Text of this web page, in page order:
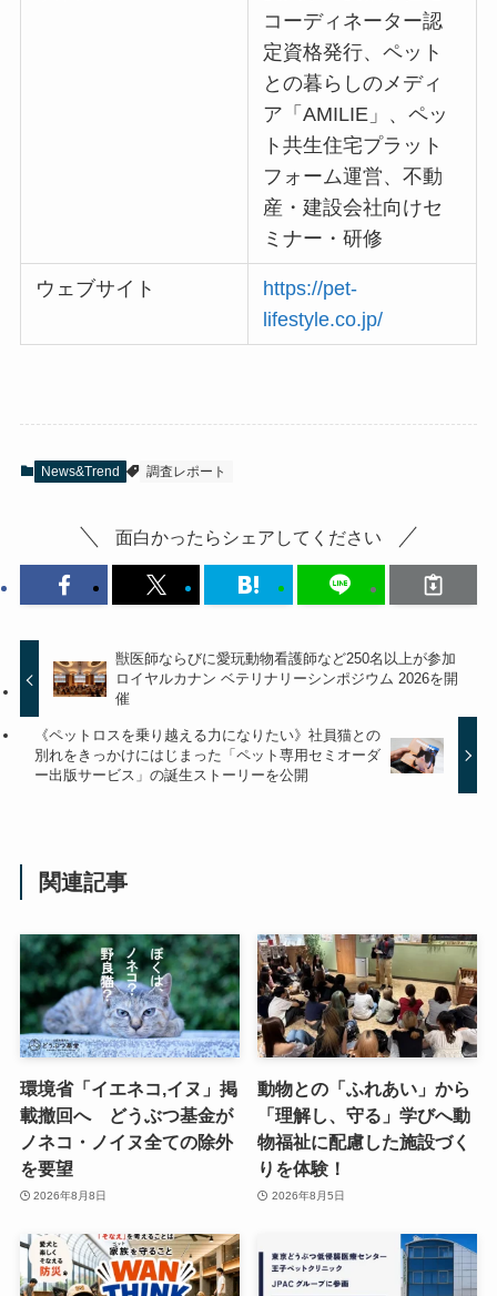
コーディネーター認
定資格発行、ペット
との暮らしのメディ
ア「AMILIE」、ペッ
ト共生住宅プラット
フォーム運営、不動
産・建設会社向けセ
ミナー・研修
ウェブサイト
https://pet-
lifestyle.co.jp/
News&Trend 調査レポート
面白かったらシェアしてください
獣医師ならびに愛玩動物看護師など250名以上が参加
ロイヤルカナン ベテリナリーシンポジウム 2026を開
催
《ペットロスを乗り越える力になりたい》社員猫との
別れをきっかけにはじまった「ペット専用セミオーダ
ー出版サービス」の誕生ストーリーを公開
関連記事
環境省「イエネコ,イヌ」掲
載撤回へ どうぶつ基金が
ノネコ・ノイヌ全ての除外
を要望
2026年8月8日
動物との「ふれあい」から
「理解し、守る」学びへ動
物福祉に配慮した施設づく
りを体験！
2026年8月5日